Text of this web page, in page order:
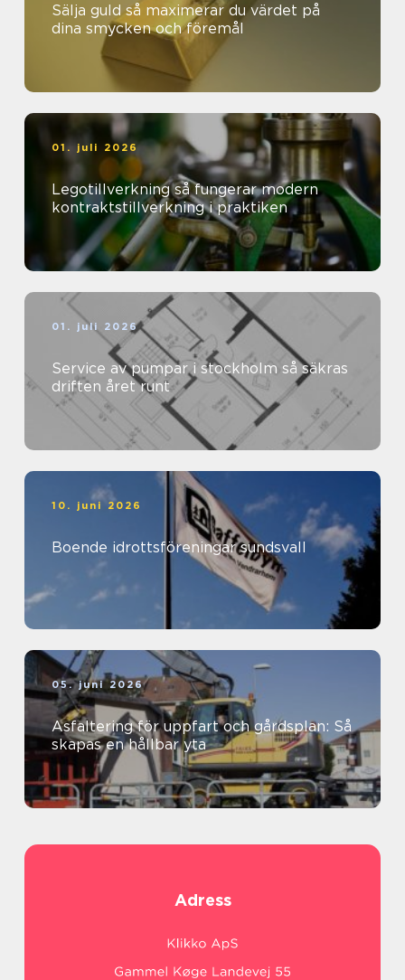
Sälja guld så maximerar du värdet på
dina smycken och föremål
01. juli 2026
Legotillverkning så fungerar modern
kontraktstillverkning i praktiken
01. juli 2026
Service av pumpar i stockholm så säkras
driften året runt
10. juni 2026
Boende idrottsföreningar sundsvall
05. juni 2026
Asfaltering för uppfart och gårdsplan: Så
skapas en hållbar yta
Adress